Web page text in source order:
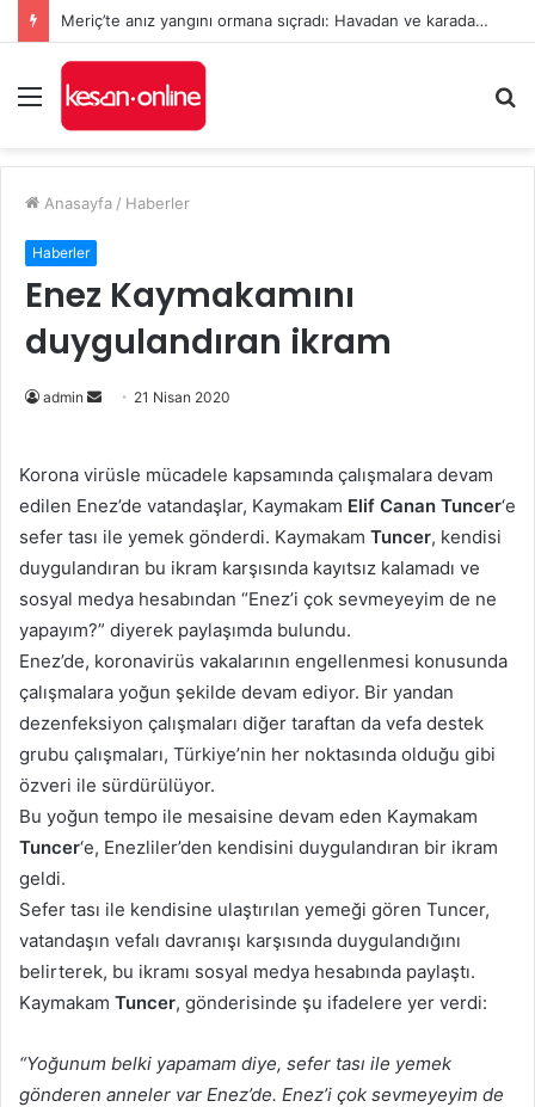
Meriç’te anız yangını ormana sıçradı: Havadan ve karadan müdahale sürüyor
Menü
...
Anasayfa / Haberler
Haberler
Enez Kaymakamını
duygulandıran ikram
admin
Bir
göndermek
21 Nisan 2020
Korona virüsle mücadele kapsamında çalışmalara devam
edilen Enez’de vatandaşlar, Kaymakam Elif Canan Tuncer‘e
sefer tası ile yemek gönderdi. Kaymakam Tuncer, kendisi
duygulandıran bu ikram karşısında kayıtsız kalamadı ve
sosyal medya hesabından “Enez’i çok sevmeyeyim de ne
yapayım?” diyerek paylaşımda bulundu.
Enez’de, koronavirüs vakalarının engellenmesi konusunda
çalışmalara yoğun şekilde devam ediyor. Bir yandan
dezenfeksiyon çalışmaları diğer taraftan da vefa destek
grubu çalışmaları, Türkiye’nin her noktasında olduğu gibi
özveri ile sürdürülüyor.
Bu yoğun tempo ile mesaisine devam eden Kaymakam
Tuncer‘e, Enezliler’den kendisini duygulandıran bir ikram
geldi.
Sefer tası ile kendisine ulaştırılan yemeği gören Tuncer,
vatandaşın vefalı davranışı karşısında duygulandığını
belirterek, bu ikramı sosyal medya hesabında paylaştı.
Kaymakam Tuncer, gönderisinde şu ifadelere yer verdi:
“Yoğunum belki yapamam diye, sefer tası ile yemek
gönderen anneler var Enez’de. Enez’i çok sevmeyeyim de